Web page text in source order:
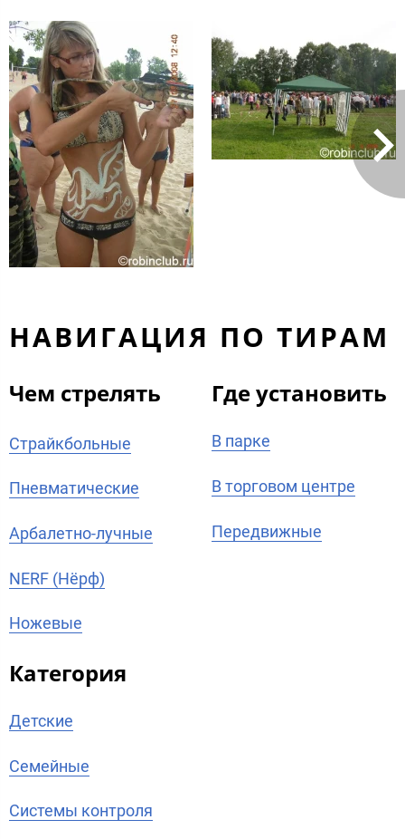
НАВИГАЦИЯ ПО ТИРАМ
Чем стрелять
Страйкбольные
Пневматические
Арбалетно-лучные
NERF (Нёрф)
Ножевые
Где установить
В парке
В торговом центре
Передвижные
Категория
Детские
Семейные
Системы контроля